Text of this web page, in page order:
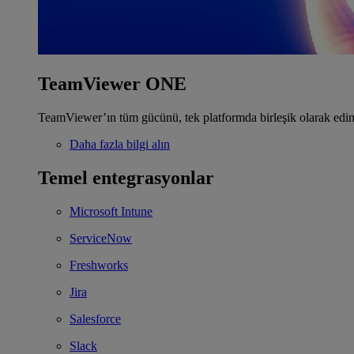
TeamViewer ONE
TeamViewer’ın tüm gücünü, tek platformda birleşik olarak
Daha fazla bilgi alın
Temel entegrasyonlar
Microsoft Intune
ServiceNow
Freshworks
Jira
Salesforce
Slack